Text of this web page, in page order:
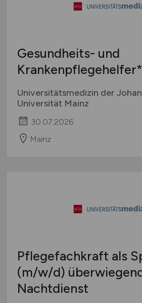
Gesundheits- und
Universitätsmedizin der
Universität Mainz
30.07.2026
Mainz
Pflegefachkraft als
(m/w/d)
Nachtdienst